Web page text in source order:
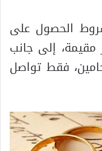
الحصول على
مقيمة، إلى جانب
فقط تواصل